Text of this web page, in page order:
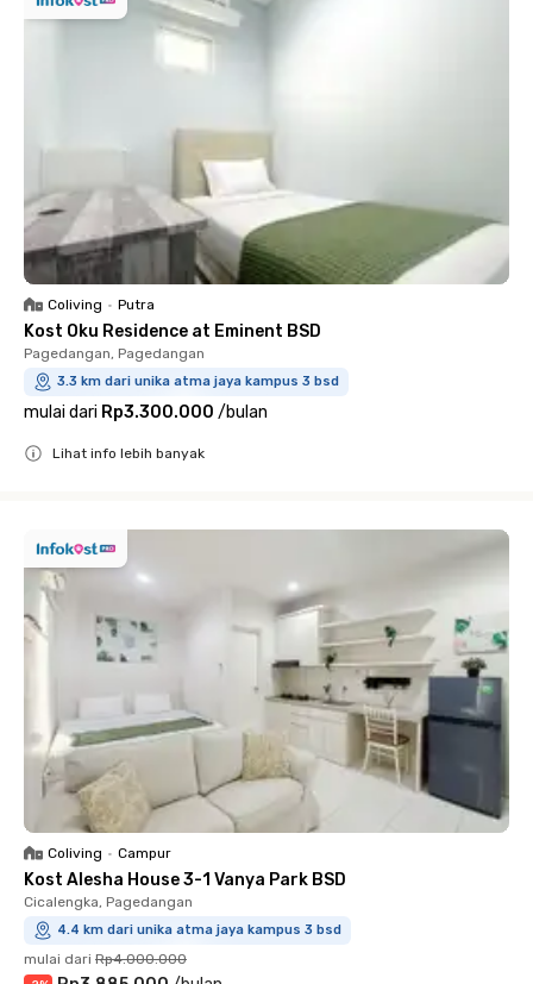
Coliving • Putra
Kost Oku Residence at Eminent BSD
Pagedangan, Pagedangan
3.3 km dari unika atma jaya kampus 3 bsd
mulai dari Rp3.300.000 /bulan
Lihat info lebih banyak
Coliving • Campur
Kost Alesha House 3-1 Vanya Park BSD
Cicalengka, Pagedangan
4.4 km dari unika atma jaya kampus 3 bsd
mulai dari Rp4.000.000